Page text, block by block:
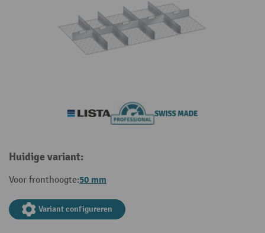
Huidige variant:
Voor fronthoogte:50 mm
Variant configureren